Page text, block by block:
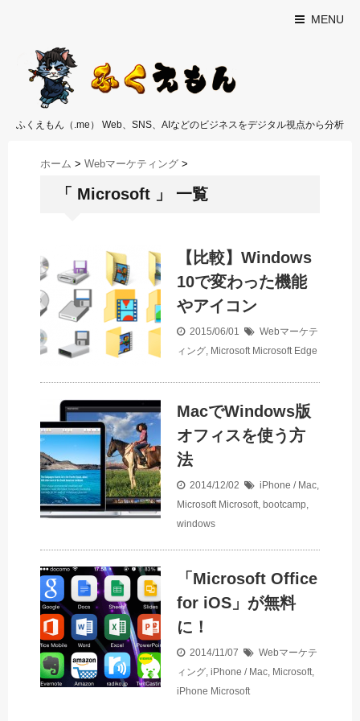
MENU
ふくえもん（.me） Web、SNS、AIなどのビジネスをデジタル視点から分析
ホーム > Webマーケティング >
「 Microsoft 」 一覧
【比較】Windows
10で変わった機能
やアイコン
2015/06/01
Webマーケテ
ィング Microsoft Microsoft Edge
MacでWindows版
オフィスを使う方
法
2014/12/02 iPhone / Mac
Microsoft Microsoft bootcamp
windows
「Microsoft Office
for iOS」が無料
に！
2014/11/07
Webマーケテ
ィング iPhone / Mac Microsoft
iPhone Microsoft